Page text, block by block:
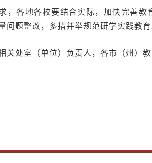
，各地各校要结合实际，加快完善
问题整改，多措并举规范研学实践教
关处室（单位）负责人，各市（州）